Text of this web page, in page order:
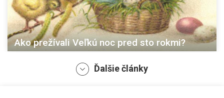
Ako prežívali Veľkú noc pred sto rokmi?
Ďalšie články